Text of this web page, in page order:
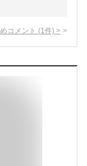
コメント (1 件) >